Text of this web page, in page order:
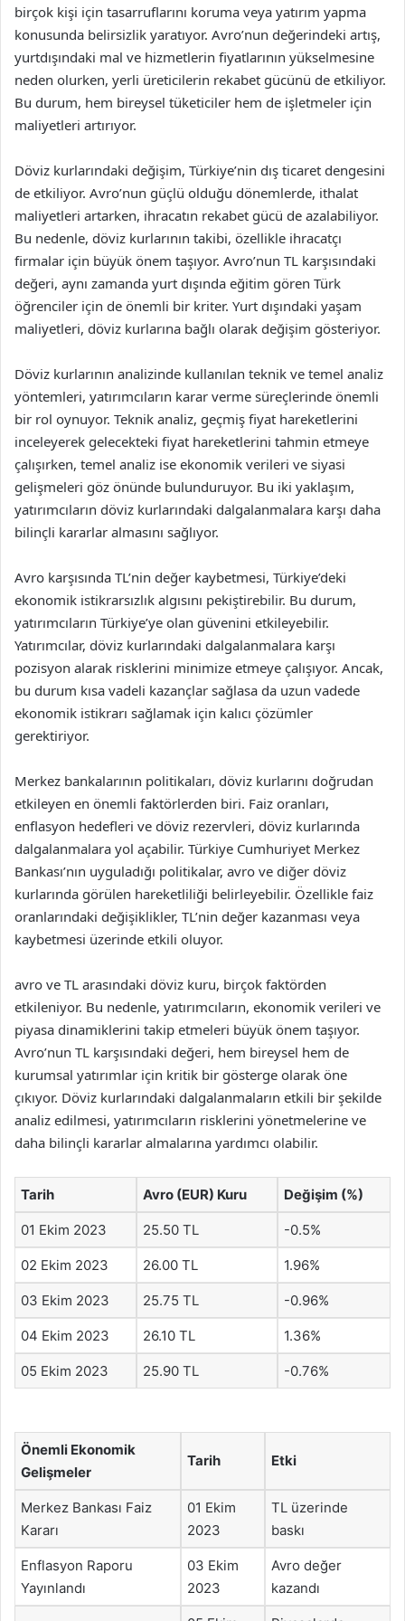
birçok kişi için tasarruflarını koruma veya yatırım yapma
konusunda belirsizlik yaratıyor. Avro’nun değerindeki artış,
yurtdışındaki mal ve hizmetlerin fiyatlarının yükselmesine
neden olurken, yerli üreticilerin rekabet gücünü de etkiliyor.
Bu durum, hem bireysel tüketiciler hem de işletmeler için
maliyetleri artırıyor.
Döviz kurlarındaki değişim, Türkiye’nin dış ticaret dengesini
de etkiliyor. Avro’nun güçlü olduğu dönemlerde, ithalat
maliyetleri artarken, ihracatın rekabet gücü de azalabiliyor.
Bu nedenle, döviz kurlarının takibi, özellikle ihracatçı
firmalar için büyük önem taşıyor. Avro’nun TL karşısındaki
değeri, aynı zamanda yurt dışında eğitim gören Türk
öğrenciler için de önemli bir kriter. Yurt dışındaki yaşam
maliyetleri, döviz kurlarına bağlı olarak değişim gösteriyor.
Döviz kurlarının analizinde kullanılan teknik ve temel analiz
yöntemleri, yatırımcıların karar verme süreçlerinde önemli
bir rol oynuyor. Teknik analiz, geçmiş fiyat hareketlerini
inceleyerek gelecekteki fiyat hareketlerini tahmin etmeye
çalışırken, temel analiz ise ekonomik verileri ve siyasi
gelişmeleri göz önünde bulunduruyor. Bu iki yaklaşım,
yatırımcıların döviz kurlarındaki dalgalanmalara karşı daha
bilinçli kararlar almasını sağlıyor.
Avro karşısında TL’nin değer kaybetmesi, Türkiye’deki
ekonomik istikrarsızlık algısını pekiştirebilir. Bu durum,
yatırımcıların Türkiye’ye olan güvenini etkileyebilir.
Yatırımcılar, döviz kurlarındaki dalgalanmalara karşı
pozisyon alarak risklerini minimize etmeye çalışıyor. Ancak,
bu durum kısa vadeli kazançlar sağlasa da uzun vadede
ekonomik istikrarı sağlamak için kalıcı çözümler
gerektiriyor.
Merkez bankalarının politikaları, döviz kurlarını doğrudan
etkileyen en önemli faktörlerden biri. Faiz oranları,
enflasyon hedefleri ve döviz rezervleri, döviz kurlarında
dalgalanmalara yol açabilir. Türkiye Cumhuriyet Merkez
Bankası’nın uyguladığı politikalar, avro ve diğer döviz
kurlarında görülen hareketliliği belirleyebilir. Özellikle faiz
oranlarındaki değişiklikler, TL’nin değer kazanması veya
kaybetmesi üzerinde etkili oluyor.
avro ve TL arasındaki döviz kuru, birçok faktörden
etkileniyor. Bu nedenle, yatırımcıların, ekonomik verileri ve
piyasa dinamiklerini takip etmeleri büyük önem taşıyor.
Avro’nun TL karşısındaki değeri, hem bireysel hem de
kurumsal yatırımlar için kritik bir gösterge olarak öne
çıkıyor. Döviz kurlarındaki dalgalanmaların etkili bir şekilde
analiz edilmesi, yatırımcıların risklerini yönetmelerine ve
daha bilinçli kararlar almalarına yardımcı olabilir.
Tarih Avro (EUR) Kuru Değişim (%)
01 Ekim 2023 25.50 TL -0.5%
02 Ekim 2023 26.00 TL 1.96%
03 Ekim 2023 25.75 TL -0.96%
04 Ekim 2023 26.10 TL 1.36%
05 Ekim 2023 25.90 TL -0.76%
Önemli Ekonomik
Gelişmeler
Tarih Etki
Merkez Bankası Faiz
Kararı
01 Ekim
2023
TL üzerinde
baskı
Enflasyon Raporu
Yayınlandı
03 Ekim
2023
Avro değer
kazandı